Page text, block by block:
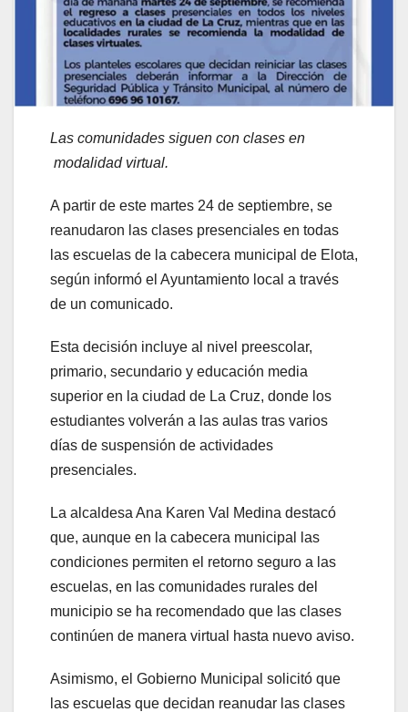
Las comunidades siguen con clases en
modalidad virtual.
A partir de este martes 24 de septiembre, se
reanudaron las clases presenciales en todas
las escuelas de la cabecera municipal de Elota,
según informó el Ayuntamiento local a través
de un comunicado.
Esta decisión incluye al nivel preescolar,
primario, secundario y educación media
superior en la ciudad de La Cruz, donde los
estudiantes volverán a las aulas tras varios
días de suspensión de actividades
presenciales.
La alcaldesa Ana Karen Val Medina destacó
que, aunque en la cabecera municipal las
condiciones permiten el retorno seguro a las
escuelas, en las comunidades rurales del
municipio se ha recomendado que las clases
continúen de manera virtual hasta nuevo aviso.
Asimismo, el Gobierno Municipal solicitó que
las escuelas que decidan reanudar las clases